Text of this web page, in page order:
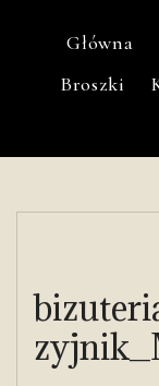
Główna
Broszki